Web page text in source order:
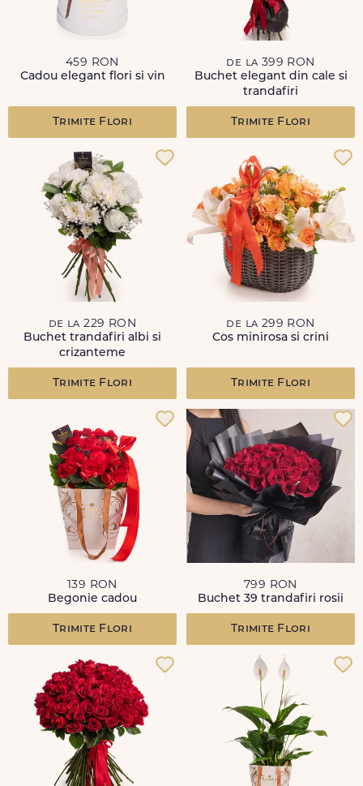
459 RON
Cadou elegant flori si vin
Trimite Flori
de la 399 RON
Buchet elegant din cale si
trandafiri
Trimite Flori
de la 229 RON
Buchet trandafiri albi si
crizanteme
Trimite Flori
de la 299 RON
Cos minirosa si crini
Trimite Flori
139 RON
Begonie cadou
Trimite Flori
799 RON
Buchet 39 trandafiri rosii
Trimite Flori